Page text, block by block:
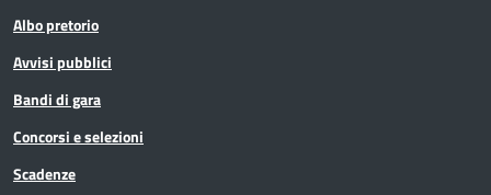
Albo pretorio
Avvisi pubblici
Bandi di gara
Concorsi e selezioni
Scadenze